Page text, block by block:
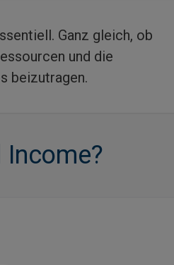
Ganz gleich, ob
und die
beizutragen.
Income?